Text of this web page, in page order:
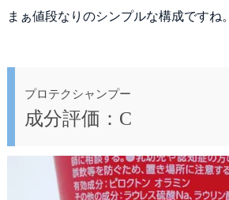
まぁ値段なりのシンプルな構成ですね。
プロテクシャンプー
成分評価：C